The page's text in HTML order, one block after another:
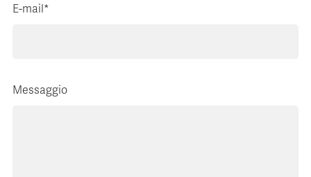
E-mail*
Messaggio